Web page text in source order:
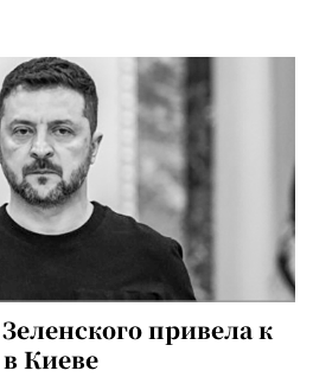
привела к
Киеве